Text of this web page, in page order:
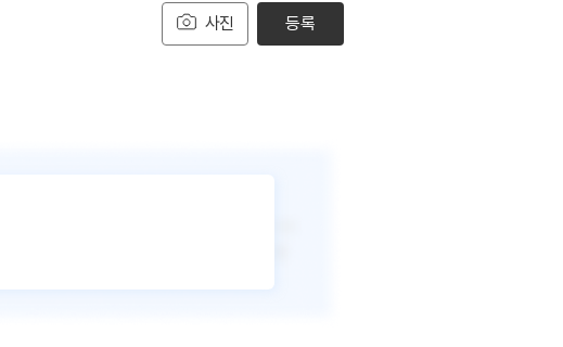
사진 등록